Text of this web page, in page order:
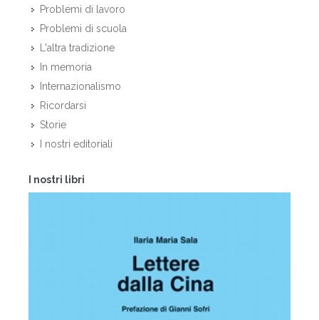
Problemi di lavoro
Problemi di scuola
L'altra tradizione
In memoria
Internazionalismo
Ricordarsi
Storie
I nostri editoriali
I nostri libri